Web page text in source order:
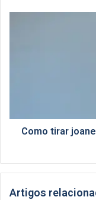
Como tirar
Artigos